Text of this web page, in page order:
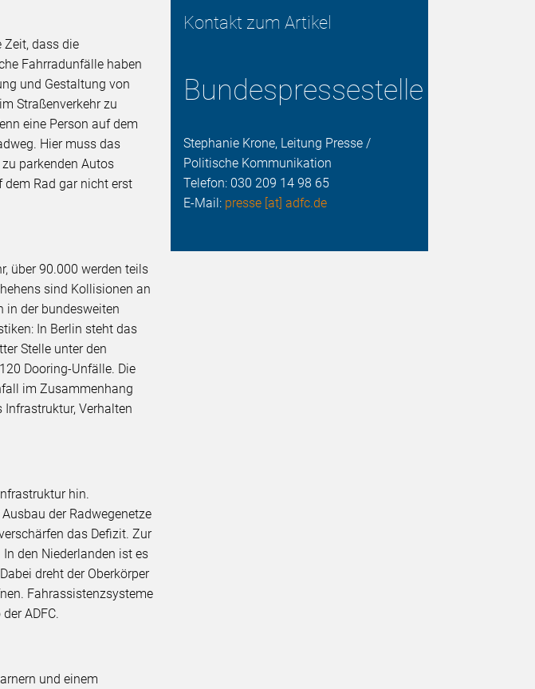
Kontakt zum Artikel
Bundespressestelle
Stephanie Krone, Leitung Presse /
Politische Kommunikation
Telefon: 030 209 14 98 65
E-Mail: presse [at] adfc.de
Zeit, dass die
Fahrradunfälle haben
und Gestaltung von
Straßenverkehr zu
eine Person auf dem
Hier muss das
parkenden Autos
dem Rad gar nicht erst
über 90.000 werden teils
sind Kollisionen an
in der bundesweiten
In Berlin steht das
Stelle unter den
Dooring-Unfälle. Die
im Zusammenhang
Verhalten
hin.
der Radwegenetze
das Defizit. Zur
den Niederlanden ist es
dreht der Oberkörper
Fahrassistenzsysteme
ADFC.
und einem